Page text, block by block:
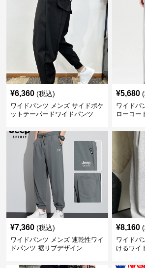
¥6,360 (税込)
ワイドパンツ メンズ サイドポケ
ットテーパードワイドパンツ
¥5,680
ワイドパ
ローコー
¥7,360 (税込)
ワイドパンツ メンズ 速乾性ワイ
ドパンツ 裾リブデザイン
¥8,160
ワイドパ
けるワイ